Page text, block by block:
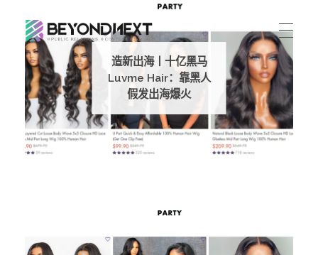
造新营销
海外品牌营销推广策划_海外网红营销_国际广告投放发稿服务
首页
文章
公司动态
服务
加入我们
造新出海丨十亿黑马
Luvme Hair：靠黑人
假发出海爆火